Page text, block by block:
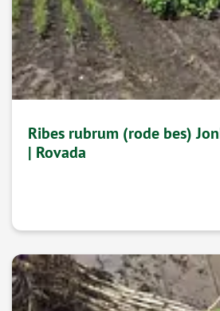
Ribes rubrum (rode bes)
| Rovada